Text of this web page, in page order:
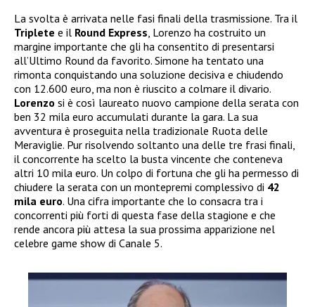
La svolta è arrivata nelle fasi finali della trasmissione. Tra il
Triplete e il Round Express, Lorenzo ha costruito un
margine importante che gli ha consentito di presentarsi
all’Ultimo Round da favorito. Simone ha tentato una
rimonta conquistando una soluzione decisiva e chiudendo
con 12.600 euro, ma non è riuscito a colmare il divario.
Lorenzo si è così laureato nuovo campione della serata con
ben 32 mila euro accumulati durante la gara. La sua
avventura è proseguita nella tradizionale Ruota delle
Meraviglie. Pur risolvendo soltanto una delle tre frasi finali,
il concorrente ha scelto la busta vincente che conteneva
altri 10 mila euro. Un colpo di fortuna che gli ha permesso di
chiudere la serata con un montepremi complessivo di 42
mila euro. Una cifra importante che lo consacra tra i
concorrenti più forti di questa fase della stagione e che
rende ancora più attesa la sua prossima apparizione nel
celebre game show di Canale 5.